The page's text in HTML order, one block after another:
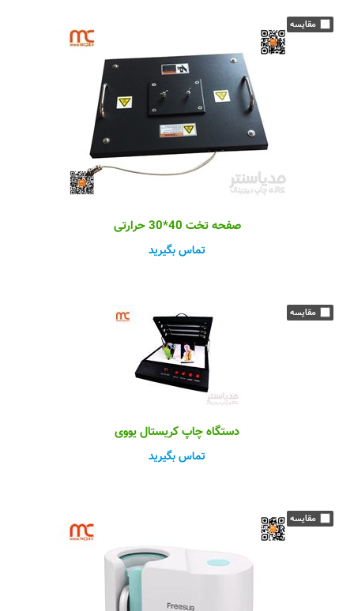
صفحه تخت 40*30 حرارتی
تماس بگیرید
دستگاه چاپ کریستال یووی
تماس بگیرید